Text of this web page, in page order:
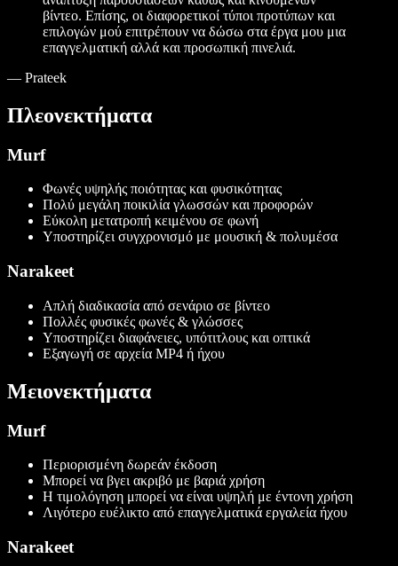
βίντεο. Επίσης, οι διαφορετικοί τύποι προτύπων και
επιλογών μού επιτρέπουν να δώσω στα έργα μου μια
επαγγελματική αλλά και προσωπική πινελιά.
— Prateek
Πλεονεκτήματα
Murf
Φωνές υψηλής ποιότητας και φυσικότητας
Πολύ μεγάλη ποικιλία γλωσσών και προφορών
Εύκολη μετατροπή κειμένου σε φωνή
Υποστηρίζει συγχρονισμό με μουσική & πολυμέσα
Narakeet
Απλή διαδικασία από σενάριο σε βίντεο
Πολλές φυσικές φωνές & γλώσσες
Υποστηρίζει διαφάνειες, υπότιτλους και οπτικά
Εξαγωγή σε αρχεία MP4 ή ήχου
Μειονεκτήματα
Murf
Περιορισμένη δωρεάν έκδοση
Μπορεί να βγει ακριβό με βαριά χρήση
Η τιμολόγηση μπορεί να είναι υψηλή με έντονη χρήση
Λιγότερο ευέλικτο από επαγγελματικά εργαλεία ήχου
Narakeet